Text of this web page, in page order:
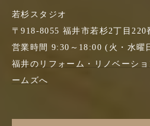
若杉スタジオ
〒918-8055 福井市若杉2丁目220
営業時間 9:30～18:00 (火・水曜
福井のリフォーム・リノベーシ
ームズへ